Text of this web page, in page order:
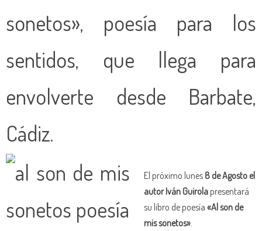
sonetos», poesía para los
sentidos, que llega para
envolverte desde Barbate,
Cádiz.
El próximo lunes8 de Agosto el
autor Iván Guirolapresentará
su libro de poesía«Al son de
mis sonetos»